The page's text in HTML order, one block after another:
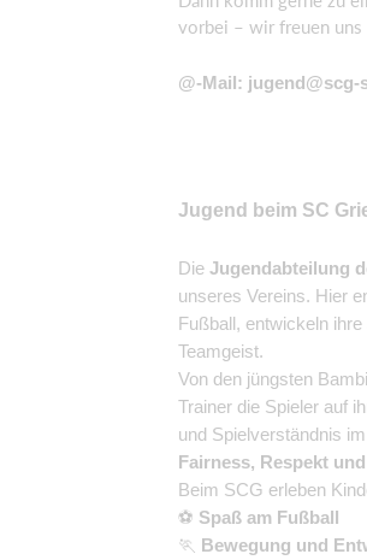
vorbei – wir freuen uns
@-Mail: jugend@scg-
Jugend beim SC
Die Jugendabteilung
unseres Vereins. Hier
Fußball, entwickeln
Teamgeist.
Von den jüngsten
Trainer die Spieler auf
und Spielverständnis
Fairness, Respekt
Beim SCG erleben
⚽ Spaß am Fußball
🏃 Bewegung und